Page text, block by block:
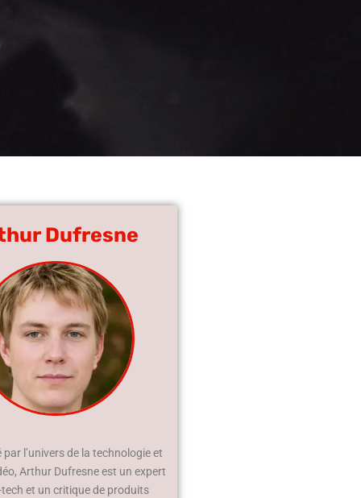
Dufresne
par l’univers de la technologie et
Arthur Dufresne est un expert
et un critique de produits